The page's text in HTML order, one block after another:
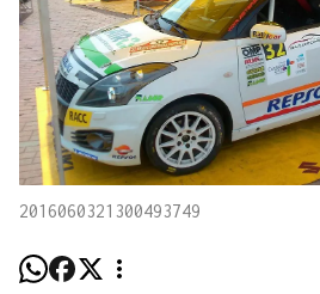
2016060321300493749